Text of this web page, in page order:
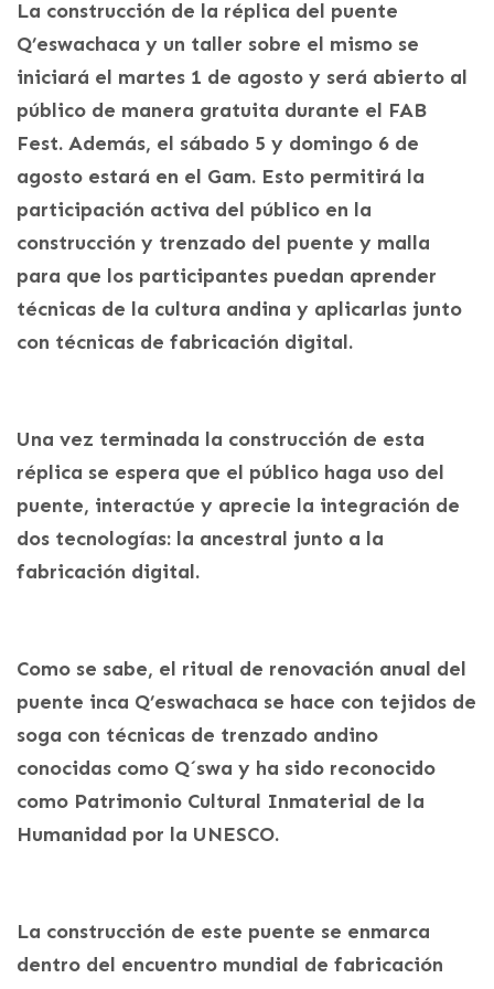
La construcción de la réplica del puente
Q’eswachaca y un taller sobre el mismo se
iniciará el martes 1 de agosto y será abierto al
público de manera gratuita durante el FAB
Fest. Además, el sábado 5 y domingo 6 de
agosto estará en el Gam. Esto permitirá la
participación activa del público en la
construcción y trenzado del puente y malla
para que los participantes puedan aprender
técnicas de la cultura andina y aplicarlas junto
con técnicas de fabricación digital.
Una vez terminada la construcción de esta
réplica se espera que el público haga uso del
puente, interactúe y aprecie la integración de
dos tecnologías: la ancestral junto a la
fabricación digital.
Como se sabe, el ritual de renovación anual del
puente inca Q’eswachaca se hace con tejidos de
soga con técnicas de trenzado andino
conocidas como Q´swa y ha sido reconocido
como Patrimonio Cultural Inmaterial de la
Humanidad por la UNESCO.
La construcción de este puente se enmarca
dentro del encuentro mundial de fabricación